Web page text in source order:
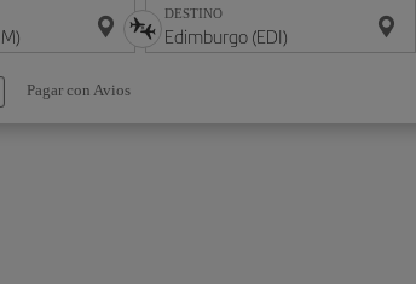
DESTINO
Pagar con Avios